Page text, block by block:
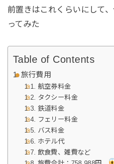
前置きはこれくらいにして
ってみた
Table of Contents
旅行費用
航空券料金
タクシー料金
鉄道料金
フェリー料金
バス料金
ホテル代
飲食費、雑費など